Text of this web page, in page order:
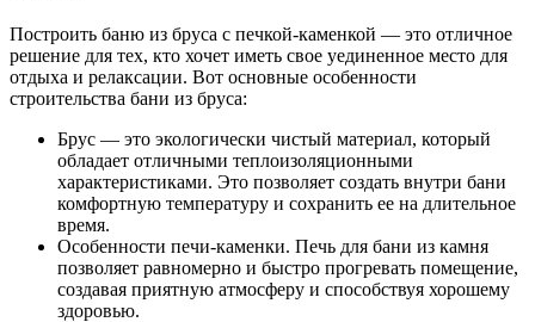
Построить баню из бруса с печкой-каменкой — это отличное
решение для тех, кто хочет иметь свое уединенное место для
отдыха и релаксации. Вот основные особенности
строительства бани из бруса:
Брус — это экологически чистый материал, который
обладает отличными теплоизоляционными
характеристиками. Это позволяет создать внутри бани
комфортную температуру и сохранить ее на длительное
время.
Особенности печи-каменки. Печь для бани из камня
позволяет равномерно и быстро прогревать помещение,
создавая приятную атмосферу и способствуя хорошему
здоровью.